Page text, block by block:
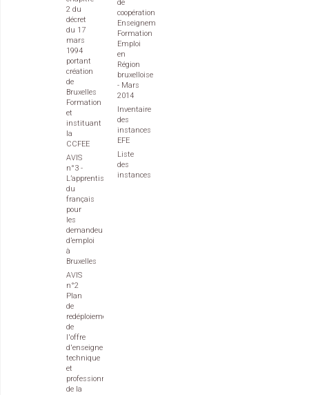
2 du
décret
du 17
mars
1994
portant
création
de
Bruxelles
Formation
et
instituant
la
CCFEE
AVIS
n°3 -
L’apprentissage
du
français
pour
les
demandeurs
d’emploi
à
Bruxelles
AVIS
n°2
Plan
de
redéploiement
de
l'offre
d'enseignement
technique
et
professionnel
de la
de
coopération
Enseignement
Formation
Emploi
en
Région
bruxelloise
- Mars
2014
Inventaire
des
instances
EFE
Liste
des
instances